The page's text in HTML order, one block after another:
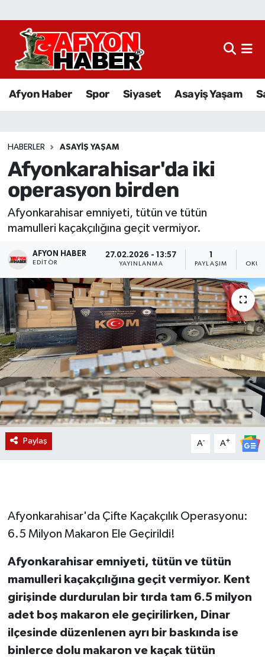
Afyon Haber Spor Siyaset Asayiş Yaşam
HABERLER ASAYIŞ YAŞAM
Afyonkarahisar'da iki
operasyon birden
Afyonkarahisar emniyeti, tütün ve tütün
mamulleri kaçakçılığına geçit vermiyor.
AFYON HABER
EDITÖR
27.02.2026 - 13:57
YAYINLANMA PAYLAŞIM
Paylaş A- A+
Afyonkarahisar'da Çifte Kaçakçılık Operasyonu:
6.5 Milyon Makaron Ele Geçirildi!
Afyonkarahisar emniyeti, tütün ve tütün
mamulleri kaçakçılığına geçit vermiyor. Kent
girişinde durdurulan bir tırda tam 6.5 milyon
adet boş makaron ele geçirilirken, Dinar
ilçesinde düzenlenen ayrı bir baskında ise
binlerce dolu makaron ve kaçak tütün
Afyon Haber
Sağlık
Eğitim
Sivil Toplum
Ekonomi
Magazin
Etkinlikler